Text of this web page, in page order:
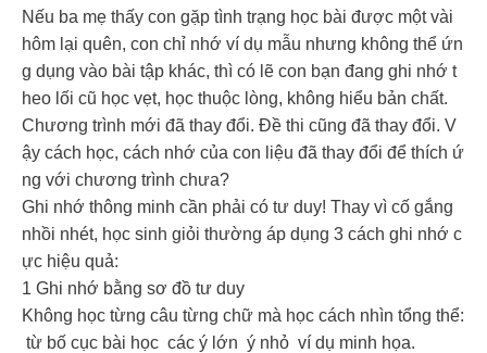
Nếu ba mẹ thấy con gặp tình trạng học bài được một vài
hôm lại quên, con chỉ nhớ ví dụ mẫu nhưng không thể ứn
g dụng vào bài tập khác, thì có lẽ con bạn đang ghi nhớ t
heo lối cũ học vẹt, học thuộc lòng, không hiểu bản chất.
Chương trình mới đã thay đổi. Đề thi cũng đã thay đổi. V
ậy cách học, cách nhớ của con liệu đã thay đổi để thích ứ
ng với chương trình chưa?
Ghi nhớ thông minh cần phải có tư duy! Thay vì cố gắng
nhồi nhét, học sinh giỏi thường áp dụng 3 cách ghi nhớ c
ực hiệu quả:
1️ Ghi nhớ bằng sơ đồ tư duy
Không học từng câu từng chữ mà học cách nhìn tổng thể:
từ bố cục bài học các ý lớn ý nhỏ ví dụ minh họa.